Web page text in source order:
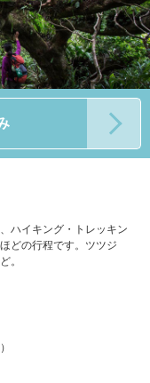
ハイキング・トレッキン
どの行程です。ツツジ
。